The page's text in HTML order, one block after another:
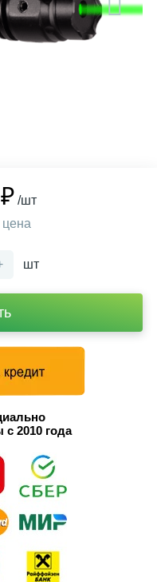
/шт
цена
шт
2010 года